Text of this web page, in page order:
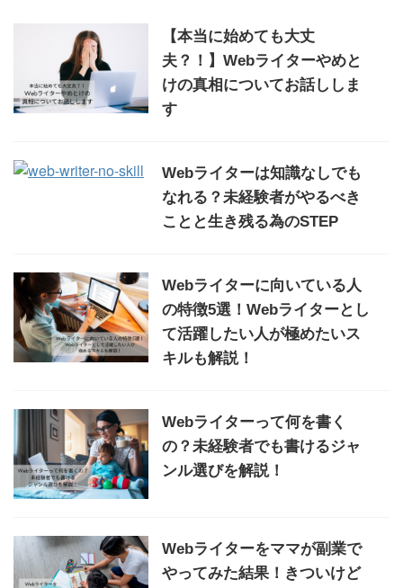
【本当に始めても大丈
夫？！】Webライターやめと
けの真相についてお話ししま
す
Webライターは知識なしでも
なれる？未経験者がやるべき
ことと生き残る為のSTEP
Webライターに向いている人
の特徴5選！Webライターとし
て活躍したい人が極めたいス
キルも解説！
Webライターって何を書く
の？未経験者でも書けるジャ
ンル選びを解説！
Webライターをママが副業で
やってみた結果！きついけど